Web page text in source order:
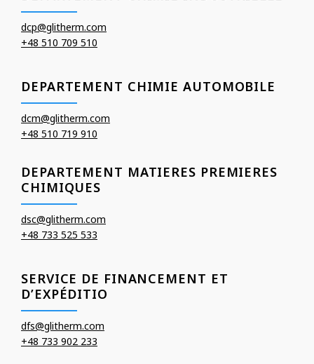
dcp@glitherm.com
+48 510 709 510
DEPARTEMENT CHIMIE AUTOMOBILE
dcm@glitherm.com
+48 510 719 910
DEPARTEMENT MATIERES PREMIERES
CHIMIQUES
dsc@glitherm.com
+48 733 525 533
SERVICE DE FINANCEMENT ET
D’EXPÉDITIO
dfs@glitherm.com
+48 733 902 233